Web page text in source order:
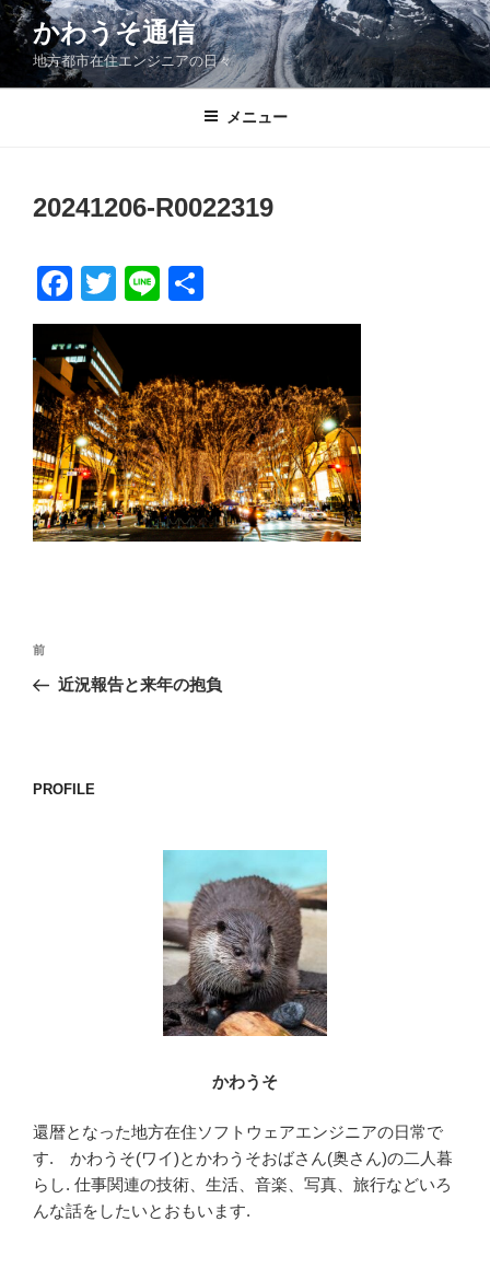
コ
ン
ン
かわうそ通信
地方都市在住エンジニアの日々
メニュー
20241206-R0022319
F
a
c
e
b
o
o
k
T
wi
tt
er
Li
n
有
投
ナ
ー
前
の
前
近況報告と来年の抱負
PROFILE
かわうそ
還暦となった地方在住ソフトウェアエンジニアの日常で
す. かわうそ(ワイ)とかわうそおばさん(奥さん)の二人暮
らし. 仕事関連の技術、生活、音楽、写真、旅行などいろ
んな話をしたいとおもいます.